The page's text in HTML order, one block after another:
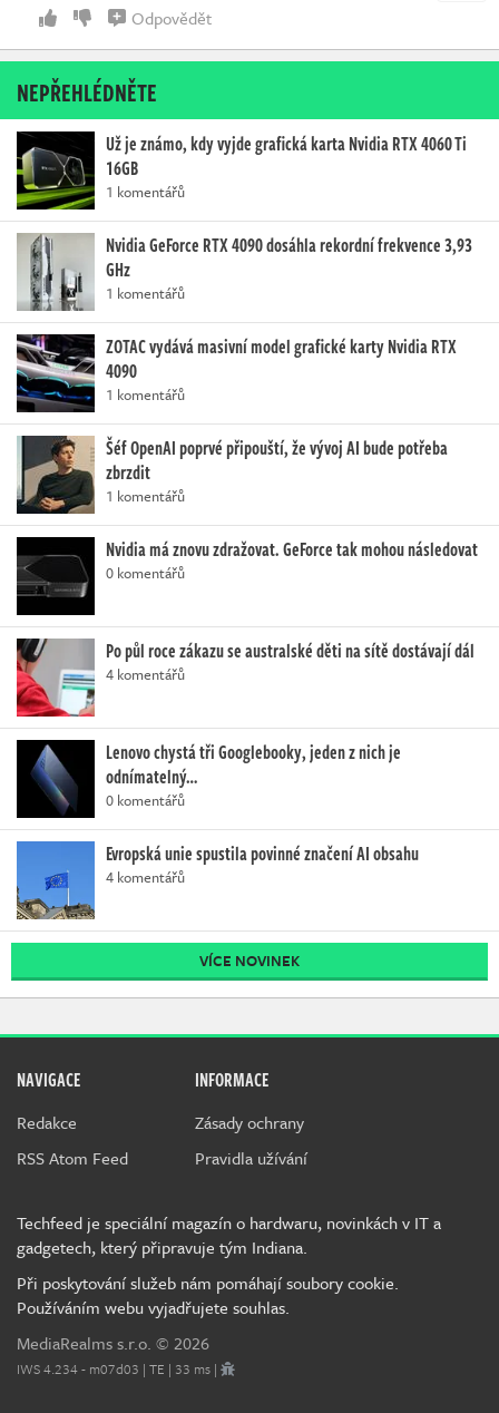
Odpovědět
NEPŘEHLÉDNĚTE
Už je známo, kdy vyjde grafická karta Nvidia RTX 4060 Ti
16GB
1 komentářů
Nvidia GeForce RTX 4090 dosáhla rekordní frekvence 3,93
GHz
1 komentářů
ZOTAC vydává masivní model grafické karty Nvidia RTX
4090
1 komentářů
Šéf OpenAI poprvé připouští, že vývoj AI bude potřeba
zbrzdit
1 komentářů
Nvidia má znovu zdražovat. GeForce tak mohou následovat
0 komentářů
Po půl roce zákazu se australské děti na sítě dostávají dál
4 komentářů
Lenovo chystá tři Googlebooky, jeden z nich je
odnímatelný…
0 komentářů
Evropská unie spustila povinné značení AI obsahu
4 komentářů
VÍCE NOVINEK
NAVIGACE
Redakce
RSS Atom Feed
INFORMACE
Zásady ochrany
Pravidla užívání
Techfeed je speciální magazín o hardwaru, novinkách v IT a
gadgetech, který připravuje tým Indiana.
Při poskytování služeb nám pomáhají soubory cookie.
Používáním webu vyjadřujete souhlas.
MediaRealms s.r.o. © 2026
IWS 4.234 - m07d03 | TE | 33 ms |